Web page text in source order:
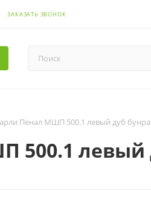
ЗАКАЗАТЬ ЗВОНОК
Пенал МШП 500.1 левый дуб
левый